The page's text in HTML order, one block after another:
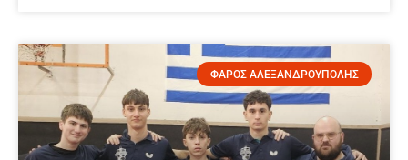
ΦΑΡΟΣ ΑΛΕΞΑΝΔΡΟΥΠΟΛΗΣ